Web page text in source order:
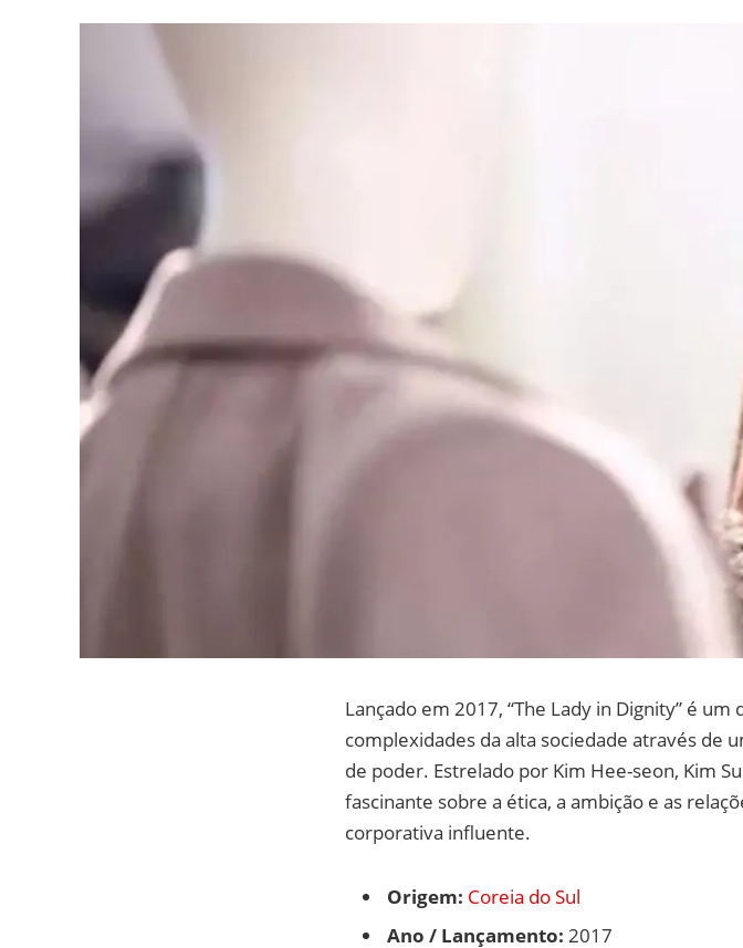
Lançado em 2017, “The Lady in Dignity” é
complexidades da alta sociedade através de
de poder. Estrelado por Kim Hee-seon, Kim
fascinante sobre a ética, a ambição e as
corporativa influente.
Origem: Coreia do Sul
Ano / Lançamento: 2017